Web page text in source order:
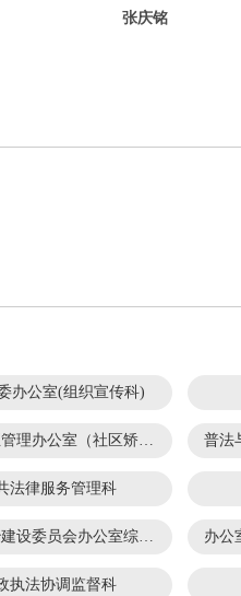
张庆铭
办公室(组织宣传科)
社区矫正管理办公室（社区矫正监管支队）
法律服务管理科
市委法治建设委员会办公室综合科（法治调研督察科）
执法协调监督科